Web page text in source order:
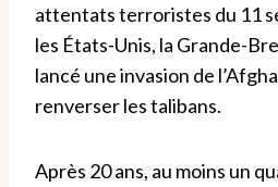
attentats terroristes du 11
les États-Unis, la Grande-
lancé une invasion de
renverser les talibans.
Après 20 ans, au moins un